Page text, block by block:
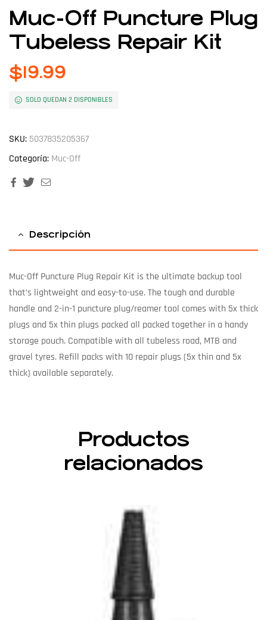
Muc-Off Puncture Plug
Tubeless Repair Kit
$19.99
SOLO QUEDAN 2 DISPONIBLES
SKU: 5037835205367
Categoría: Muc-Off
FacebookTwitter
Descripción
Muc-Off Puncture Plug Repair Kit is the ultimate backup tool
that’s lightweight and easy-to-use. The tough and durable
handle and 2-in-1 puncture plug/reamer tool comes with 5x thick
plugs and 5x thin plugs packed all packed together in a handy
storage pouch. Compatible with all tubeless road, MTB and
gravel tyres. Refill packs with 10 repair plugs (5x thin and 5x
thick) available separately.
Productos
relacionados